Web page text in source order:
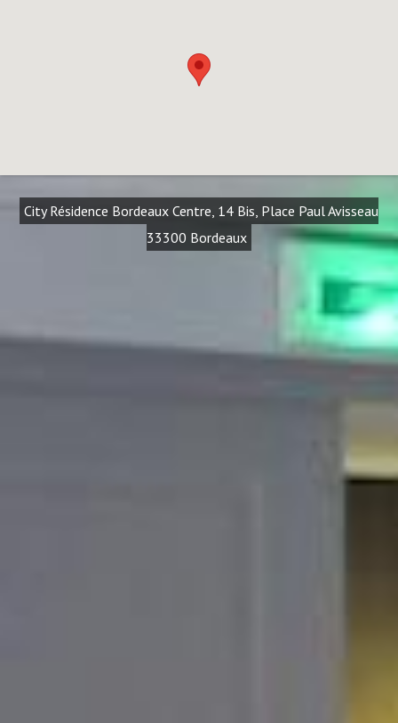
City Résidence Bordeaux Centre, 14 Bis, Place Paul Avisseau
33300 Bordeaux